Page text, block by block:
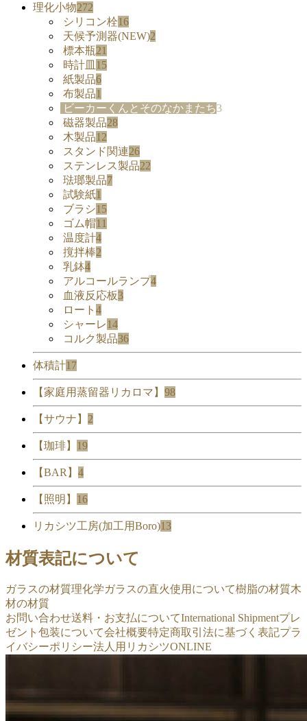
理化小物272
シリコン栓16
天候予測器(NEW)2
標本瓶21
時計皿 15
紙製品6
布製品1
ビーカーくんとそのなかまたち3
磁器製品28
木製品12
スタンド関連26
ステンレス製品22
琺瑯製品7
試験紙1
ブラシ15
ゴム帽11
温度計4
撹拌棒2
乳鉢4
アルコールランプ4
血液反応板3
ロート 4
シャーレ 14
コルク製品36
体積計17
【家庭用蒸留器リカロマ】 98
【サウナ】 2
【珈琲】 19
【BAR】 4
【照明】 16
リカシツ工房(加工用Boro)13
材質表記について
ガラスの材質理化学ガラスの直火使用について樹脂の材質木
材の材質
お問い合わせ送料・お支払についてInternational Shipmentプレ
ゼント包装について会社概要特定商取引法に基づく表記プラ
イバシーポリシー法人用リカシツONLINE